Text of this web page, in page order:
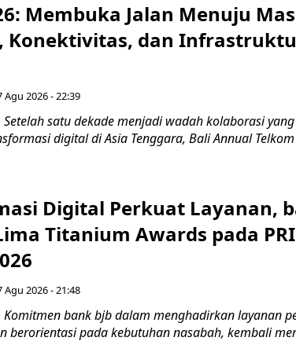
Membuka Jalan Menuju
Konektivitas, dan
Agu 2026 - 22:39
Setelah satu dekade menjadi wadah kolaborasi yang
digital di Asia Tenggara, Bali Annual Telkom
Digital Perkuat Layanan,
Titanium Awards pada
Agu 2026 - 21:48
Komitmen bank bjb dalam menghadirkan layanan
berorientasi pada kebutuhan nasabah, kembali